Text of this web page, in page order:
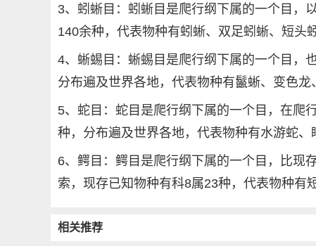
3、蚓蜥目：蚓蜥目是爬行纲下属的一个目，
140余种，代表物种有蚓蜥、双足蚓蜥、短头
4、蜥蜴目：蜥蜴目是爬行纲下属的一个目，
分布遍及世界各地，代表物种有鬣蜥、变色龙
5、蛇目：蛇目是爬行纲下属的一个目，在爬
种，分布遍及世界各地，代表物种有水游蛇、
6、鳄目：鳄目是爬行纲下属的一个目，比现
索，现存已知物种有科8属23种，代表物种有
相关推荐